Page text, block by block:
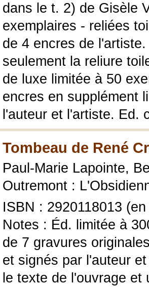
dans le t. 2) de Gisèle
exemplaires - reliées
de 4 encres de
seulement la reliure
de luxe limitée à 50
encres en supplément
l'auteur et l'artiste. Ed.
Tombeau de René
Paul-Marie Lapointe,
Outremont :
ISBN : 2920118013
Notes : Éd. limitée à
de 7 gravures
et signés par l'auteur
le texte de l'ouvrage